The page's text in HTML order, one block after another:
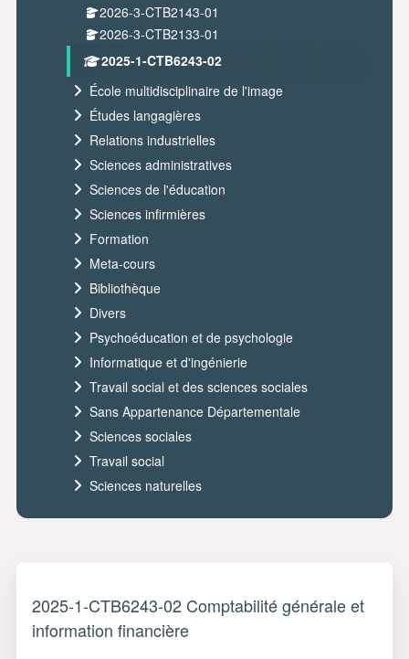
2025-1-CTB6243-02 Comptabilité générale et
information financière
2026-3-CTB2143-01
2026-3-CTB2133-01
2025-1-CTB6243-02
École multidisciplinaire de l'image
Études langagières
Relations industrielles
Sciences administratives
Sciences de l'éducation
Sciences infirmières
Formation
Meta-cours
Bibliothèque
Divers
Psychoéducation et de psychologie
Informatique et d'ingénierie
Travail social et des sciences sociales
Sans Appartenance Départementale
Sciences sociales
Travail social
Sciences naturelles